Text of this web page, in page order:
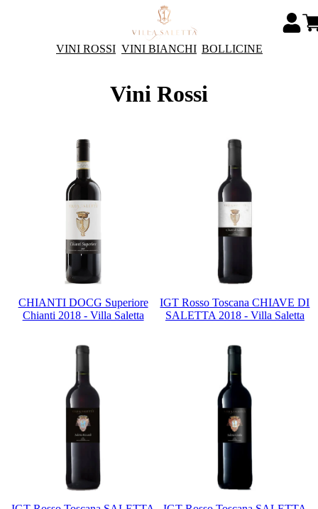
VINI ROSSI VINI BIANCHI BOLLICINE
Vini Rossi
CHIANTI DOCG Superiore
Chianti 2018 - Villa Saletta
IGT Rosso Toscana CHIAVE DI
SALETTA 2018 - Villa Saletta